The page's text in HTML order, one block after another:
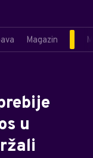
Magazin
u